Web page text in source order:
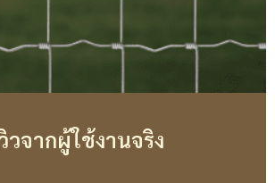
วจากผู้ใช้งานจริง